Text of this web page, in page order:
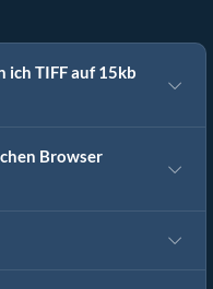
TIFF auf 15kb
Browser